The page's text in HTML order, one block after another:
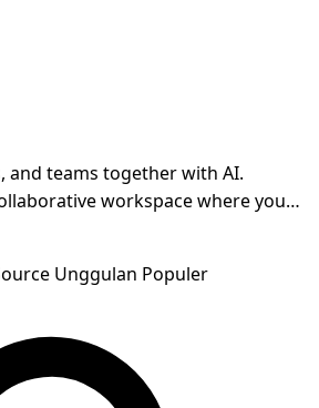
and teams together with AI.
workspace where you
Unggulan Populer